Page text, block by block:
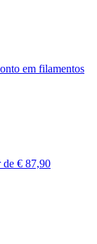
em filamentos
de € 87,90